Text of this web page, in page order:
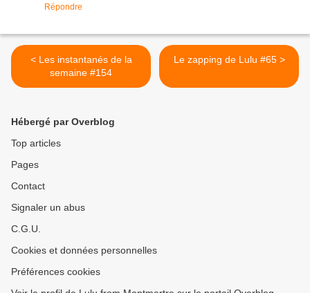
Répondre
< Les instantanés de la
semaine #154
Le zapping de Lulu #65 >
Hébergé par Overblog
Top articles
Pages
Contact
Signaler un abus
C.G.U.
Cookies et données personnelles
Préférences cookies